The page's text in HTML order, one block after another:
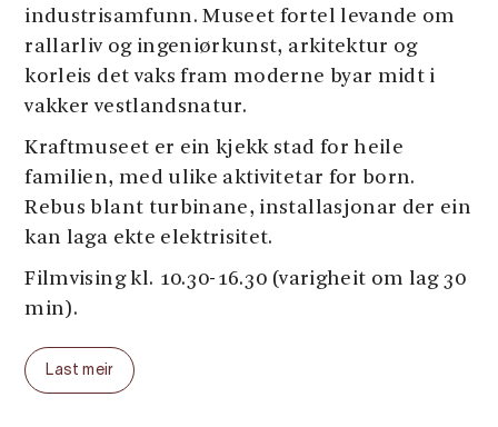
industrisamfunn. Museet fortel levande om
rallarliv og ingeniørkunst, arkitektur og
korleis det vaks fram moderne byar midt i
vakker vestlandsnatur.
Kraftmuseet er ein kjekk stad for heile
familien, med ulike aktivitetar for born.
Rebus blant turbinane, installasjonar der ein
kan laga ekte elektrisitet.
Filmvising kl. 10.30-16.30 (varigheit om lag 30
min).
Omvising kl. 11, 13 og 15.
Utstillingar og film
Last meir